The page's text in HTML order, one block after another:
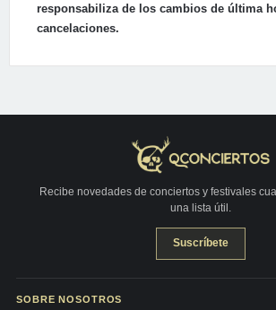
responsabiliza de los cambios de última
cancelaciones.
Recibe novedades de conciertos y festivales
una lista útil.
Suscríbete
SOBRE NOSOTROS